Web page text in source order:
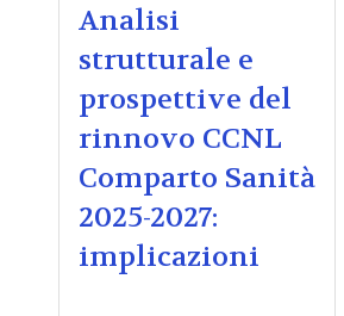
Analisi
strutturale e
prospettive del
rinnovo CCNL
Comparto Sanità
2025-2027:
implicazioni